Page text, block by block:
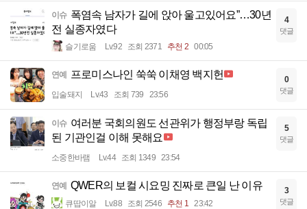
이슈 폭염속 남자가 길에 앉아 울고있어요”…30년
전 실종자였다
슬기로움 Lv.92 조회 2371 추천 2 00:05
4
댓글
연예 프로미스나인 쑥쑥 이채영 백지헌
입술돼지 Lv.43 조회 739 23:56
0
댓글
이슈 여러분 국회의원도 선관위가 행정부랑 독립
된 기관인걸 이해 못해요
소중한바램 Lv.44 조회 1349 23:54
5
댓글
연예 QWER의 보컬 시요밍 진짜로 큰일 난 이유
큐땁이알 Lv.88 조회 2546 추천 1 23:42
3
댓글